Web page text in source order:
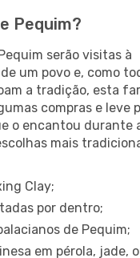
Pequim?
serão visitas à
um povo e, como
a tradição, esta
compras e leve
o encantou durante
mais
Clay;
por dentro;
de Pequim;
em pérola, jade,